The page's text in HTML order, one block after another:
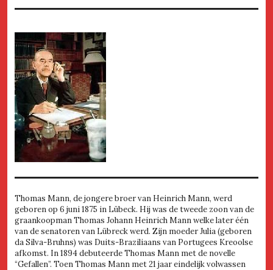
Thomas Mann, de jongere broer van Heinrich Mann, werd
geboren op 6 juni 1875 in Lübeck. Hij was de tweede zoon van de
graankoopman Thomas Johann Heinrich Mann welke later één
van de senatoren van Lübreck werd. Zijn moeder Julia (geboren
da Silva-Bruhns) was Duits-Braziliaans van Portugees Kreoolse
afkomst. In 1894 debuteerde Thomas Mann met de novelle
“Gefallen”. Toen Thomas Mann met 21 jaar eindelijk volwassen